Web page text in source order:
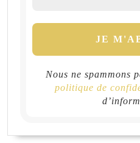
Nous ne spammons
politique de